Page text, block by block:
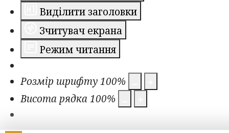
Виділити заголовки
Зчитувач екрана
Режим читання
Розмір шрифту100%
Висота рядка100%